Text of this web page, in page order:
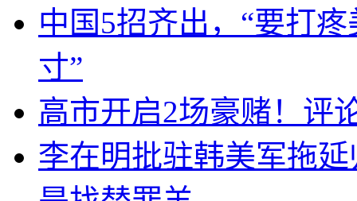
中国5招齐出，“要打
寸”
高市开启2场豪赌！评
李在明批驻韩美军拖